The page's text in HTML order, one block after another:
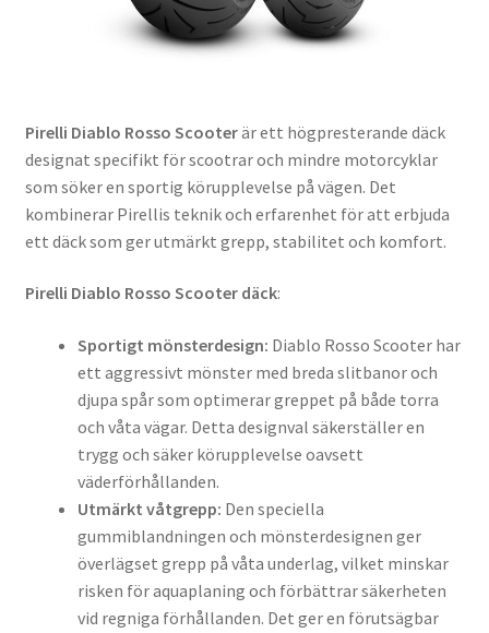
Pirelli Diablo Rosso Scooterär ett högpresterande däck
designat specifikt för scootrar och mindre motorcyklar
som söker en sportig körupplevelse på vägen. Det
kombinerar Pirellis teknik och erfarenhet för att erbjuda
ett däck som ger utmärkt grepp, stabilitet och komfort.
Pirelli Diablo Rosso Scooter däck:
Sportigt mönsterdesign: Diablo Rosso Scooter har
ett aggressivt mönster med breda slitbanor och
djupa spår som optimerar greppet på både torra
och våta vägar. Detta designval säkerställer en
trygg och säker körupplevelse oavsett
väderförhållanden.
Utmärkt våtgrepp: Den speciella
gummiblandningen och mönsterdesignen ger
överlägset grepp på våta underlag, vilket minskar
risken för aquaplaning och förbättrar säkerheten
vid regniga förhållanden. Det ger en förutsägbar